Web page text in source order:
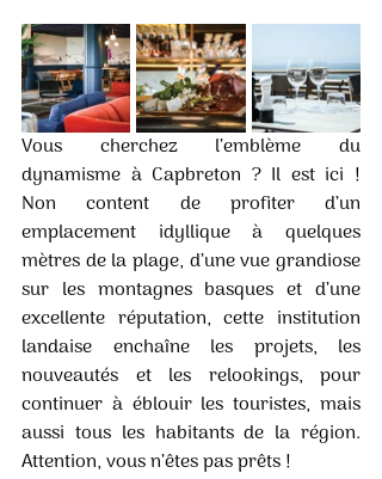
Vous cherchez l’emblème du
dynamisme à Capbreton ? Il est ici !
Non content de profiter d’un
emplacement idyllique à quelques
mètres de la plage, d’une vue grandiose
sur les montagnes basques et d’une
excellente réputation, cette institution
landaise enchaîne les projets, les
nouveautés et les relookings, pour
continuer à éblouir les touristes, mais
aussi tous les habitants de la région.
Attention, vous n’êtes pas prêts !